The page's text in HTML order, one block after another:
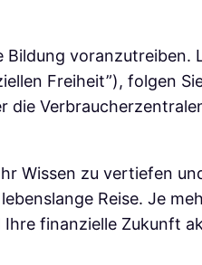
Freiheit”), folgen
die
Wissen zu vertiefen
Reise. Je
finanzielle Zukunft